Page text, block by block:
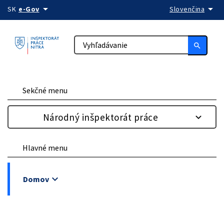
Preskočiť na obsah
SK e-Govarrow_drop_down Slovenčina arrow_drop_down
search
Sekčné menu
Národný inšpektorát práce
Hlavné menu
Domov keyboard_arrow_down